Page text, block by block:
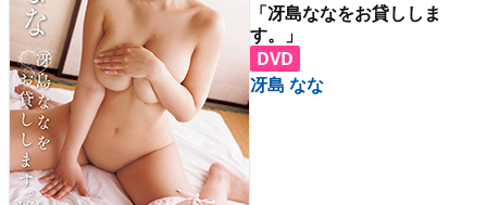
「冴島ななをお貸ししま
す。」
DVD
冴島 なな